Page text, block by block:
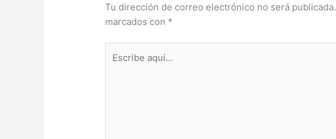
Tu dirección de correo electrónico no será publicada.
marcados con *
aquí...